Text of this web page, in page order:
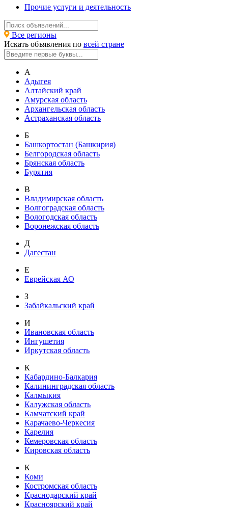
Прочие услуги и деятельность
Все регионы
Искать объявления по всей стране
А
Адыгея
Алтайский край
Амурская область
Архангельская область
Астраханская область
Б
Башкортостан (Башкирия)
Белгородская область
Брянская область
Бурятия
В
Владимирская область
Волгоградская область
Вологодская область
Воронежская область
Д
Дагестан
Е
Еврейская АО
З
Забайкальский край
И
Ивановская область
Ингушетия
Иркутская область
К
Кабардино-Балкария
Калининградская область
Калмыкия
Калужская область
Камчатский край
Карачаево-Черкесия
Карелия
Кемеровская область
Кировская область
К
Коми
Костромская область
Краснодарский край
Красноярский край